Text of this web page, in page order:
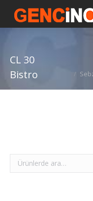
CL 30
Bistro